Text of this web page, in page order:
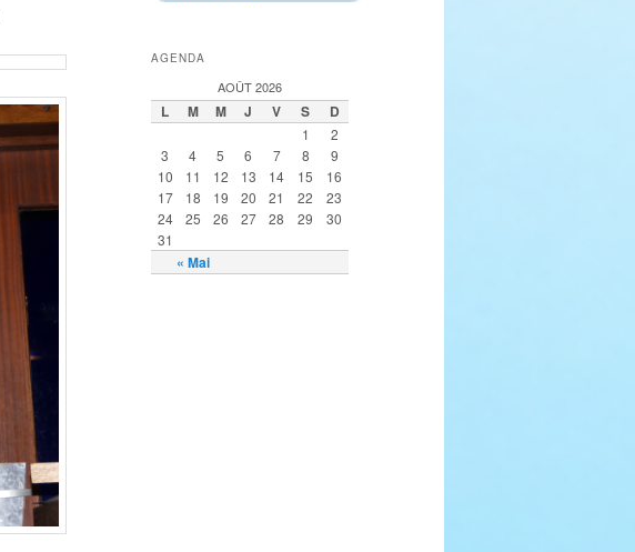
AGENDA
AOÛT 2026
L M M J V S D
« Mai
1
2
3
4 5 6 7 8
9
10
11 12 13 14 15
16
17
18 19 20 21 22
23
24
25 26 27 28 29
30
31